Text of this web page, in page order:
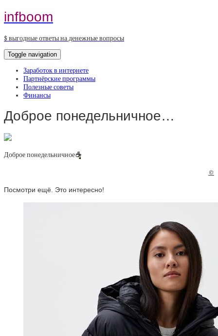
infboom
$ выгодные ответы на денежные вопросы
Toggle navigation
Заработок в интернете
Партнёрские программы
Полезные советы
Финансы
Доброе понедельничное…
Доброе понедельничное☕️
©
Посмотри ещё. Это интересно!